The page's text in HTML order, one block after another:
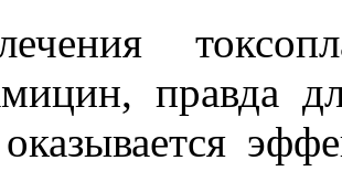
правда
оказывается